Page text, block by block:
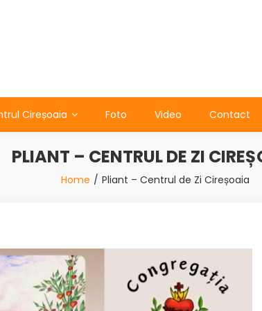
Cireșoaia Foto Video Contact
PLIANT – CENTRUL DE ZI
Home Pliant – Centrul de Zi Cireșoaia